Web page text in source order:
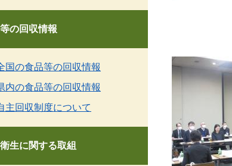
の回収情報
国の食品等の回収情報
内の食品等の回収情報
主回収制度について
生に関する取組